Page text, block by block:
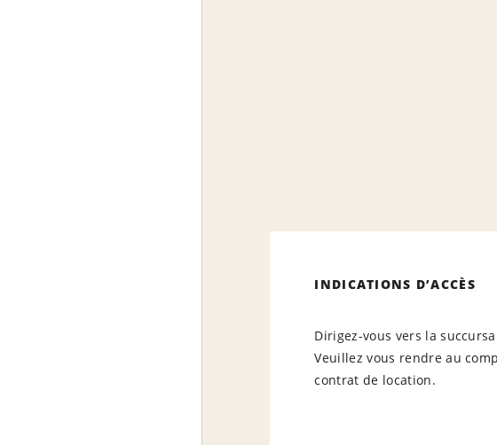
INDICATIONS D’ACCÈS
Dirigez-vous vers la
Veuillez vous rendre au
contrat de location.